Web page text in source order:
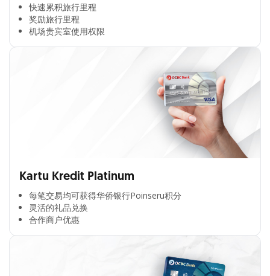
快速累积旅行里程​
奖励旅行里程​
机场贵宾室使用权限​
Kartu Kredit Platinum
每笔交易均可获得华侨银行Poinseru积分​
灵活的礼品兑换​
合作商户优惠​